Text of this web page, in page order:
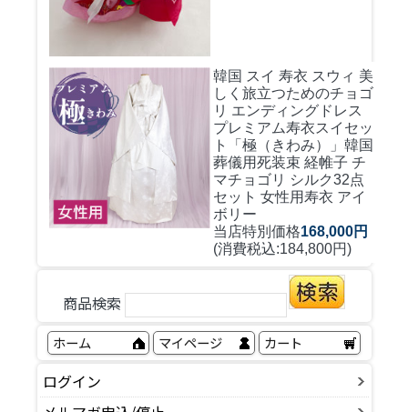
韓国 スイ 寿衣 スウィ 美
しく旅立つためのチョゴ
リ エンディングドレス
プレミアム寿衣スイセッ
ト「極（きわみ）」韓国
葬儀用死装束 経帷子 チ
マチョゴリ シルク32点
セット 女性用寿衣 アイ
ボリー
当店特別価格168,000円
(消費税込:184,800円)
商品検索
ホーム マイページ カート
ログイン